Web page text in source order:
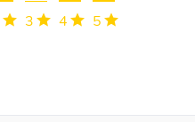
3
4
5